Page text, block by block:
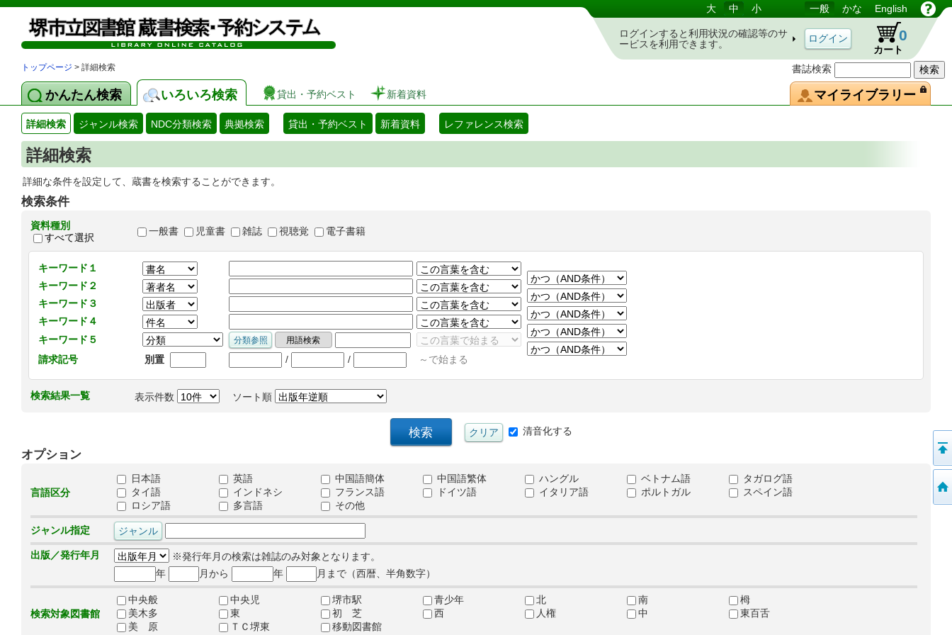
図書館 蔵書検索・予約システム
書誌検索
大 中 小 一般 かな English
ログインすると利用状況の確認等のサ
ービスを利用できます。
カート
0
トップページ > 詳細検索
かんたん検索 いろいろ検索 貸出・予約ベスト 新着資料 マイライブラリー
詳細検索 ジャンル検索 NDC分類検索 典拠検索 貸出・予約ベスト 新着資料 レファレンス検索
詳細検索
詳細な条件を設定して、蔵書を検索することができます。
検索条件
資料種別
すべて選択
一般書 児童書 雑誌 視聴覚 電子書籍
キーワード１
キーワード２
キーワード３
キーワード４
キーワード５
請求記号
別置 / / ～で始まる
検索結果一覧 表示件数 ソート順
清音化する
オプション
言語区分
日本語 英語 中国語簡体 中国語繁体 ハングル ベトナム語
タガログ語
タイ語
インドネシ フランス語 ドイツ語 イタリア語 ポルトガル
スペイン語
ロシア語
多言語 その他
ジャンル指定
出版／発行年月
※発行年月の検索は雑誌のみ対象となります。
年
月から 年 月まで（西暦、半角数字）
検索対象図書館
中央般 中央児 堺市駅 青少年 北 南
栂
美木多
東 初 芝 西 人権 中
東百舌
美 原
ＴＣ堺東 移動図書館